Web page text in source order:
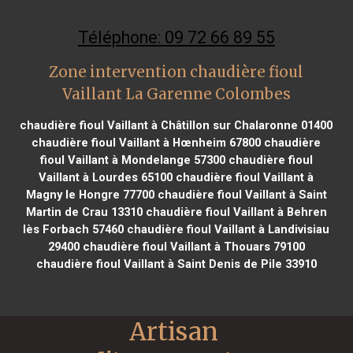
Téléphone: 09 72 66 89 55
Zone intervention chaudière fioul
Vaillant La Garenne Colombes
chaudière fioul Vaillant à Châtillon sur Chalaronne 01400
chaudière fioul Vaillant à Hœnheim 67800 chaudière
fioul Vaillant à Mondelange 57300chaudière fioul
Vaillant à Lourdes 65100 chaudière fioul Vaillant à
Magny le Hongre 77700chaudière fioul Vaillant à Saint
Martin de Crau 13310chaudière fioul Vaillant à Behren
lès Forbach 57460 chaudière fioul Vaillant à Landivisiau
29400chaudière fioul Vaillant à Thouars 79100
chaudière fioul Vaillant à Saint Denis de Pile 33910
Artisan